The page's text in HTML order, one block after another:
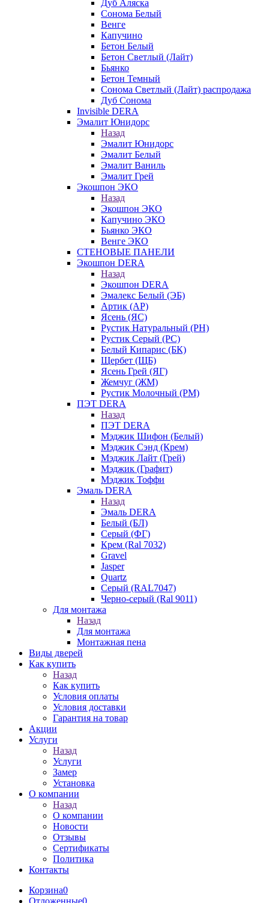
Дуб Аляска
Сонома Белый
Венге
Капучино
Бетон Белый
Бетон Светлый (Лайт)
Бьянко
Бетон Темный
Сонома Светлый (Лайт) распродажа
Дуб Сонома
Invisible DERA
Эмалит Юнидорс
Назад
Эмалит Юнидорс
Эмалит Белый
Эмалит Ваниль
Эмалит Грей
Экошпон ЭКО
Назад
Экошпон ЭКО
Капучино ЭКО
Бьянко ЭКО
Венге ЭКО
СТЕНОВЫЕ ПАНЕЛИ
Экошпон DERA
Назад
Экошпон DERA
Эмалекс Белый (ЭБ)
Артик (АР)
Ясень (ЯС)
Рустик Натуральный (РН)
Рустик Серый (РС)
Белый Кипарис (БК)
Щербет (ЩБ)
Ясень Грей (ЯГ)
Жемчуг (ЖМ)
Рустик Молочный (РМ)
ПЭТ DERA
Назад
ПЭТ DERA
Мэджик Шифон (Белый)
Мэджик Сэнд (Крем)
Мэджик Лайт (Грей)
Мэджик (Графит)
Мэджик Тоффи
Эмаль DERA
Назад
Эмаль DERA
Белый (БЛ)
Серый (ФГ)
Крем (Ral 7032)
Gravel
Jasper
Quartz
Серый (RAL7047)
Черно-серый (Ral 9011)
Для монтажа
Назад
Для монтажа
Монтажная пена
Виды дверей
Как купить
Назад
Как купить
Условия оплаты
Условия доставки
Гарантия на товар
Акции
Услуги
Назад
Услуги
Замер
Установка
О компании
Назад
О компании
Новости
Отзывы
Сертификаты
Политика
Контакты
Корзина0
Отложенные0